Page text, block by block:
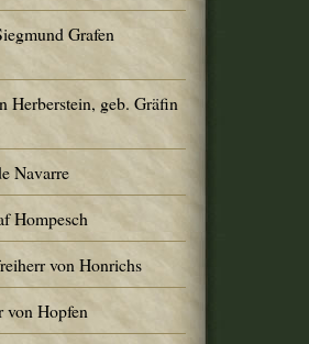
Grafen
Herberstein, geb. Gräfin
Navarre
Hompesch
von Honrichs
von Hopfen